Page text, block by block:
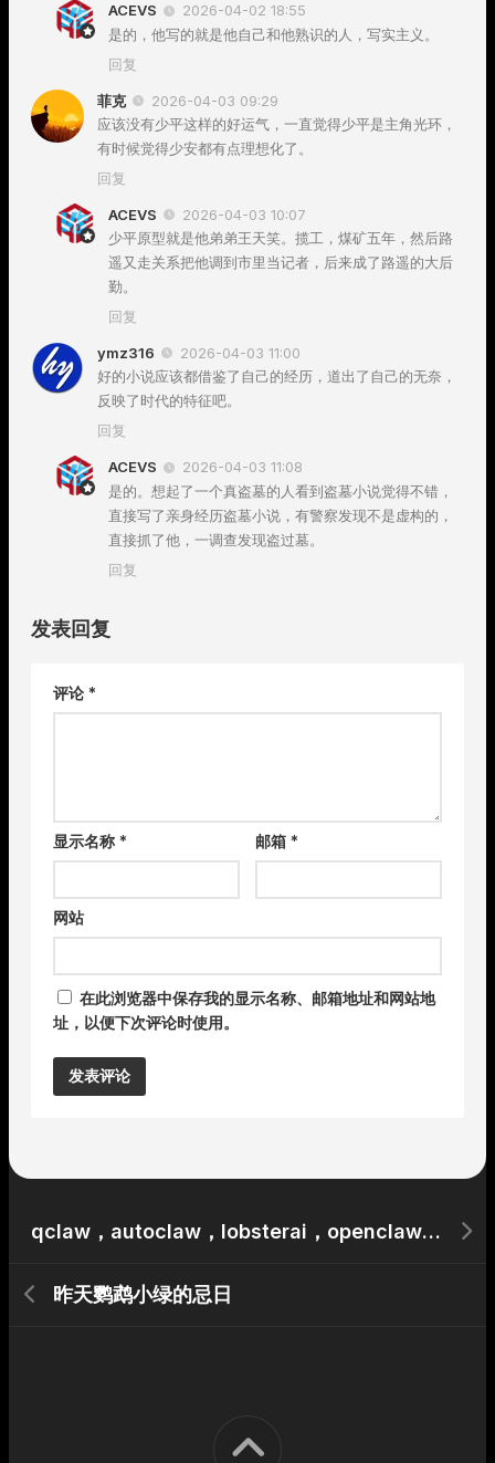
ACEVS
2026-04-02 18:55
是的，他写的就是他自己和他熟识的人，写实主义。
回复
菲克
2026-04-03 09:29
应该没有少平这样的好运气，一直觉得少平是主角光环，
有时候觉得少安都有点理想化了。
回复
ACEVS
2026-04-03 10:07
少平原型就是他弟弟王天笑。揽工，煤矿五年，然后路
遥又走关系把他调到市里当记者，后来成了路遥的大后
勤。
回复
ymz316
2026-04-03 11:00
好的小说应该都借鉴了自己的经历，道出了自己的无奈，
反映了时代的特征吧。
回复
ACEVS
2026-04-03 11:08
是的。想起了一个真盗墓的人看到盗墓小说觉得不错，
直接写了亲身经历盗墓小说，有警察发现不是虚构的，
直接抓了他，一调查发现盗过墓。
回复
发表回复
评论 *
显示名称 * 邮箱*
网站
在此浏览器中保存我的显示名称、邮箱地址和网站地
址，以便下次评论时使用。
qclaw，autoclaw，lobsterai，openclaw 感想
昨天鹦鹉小绿的忌日